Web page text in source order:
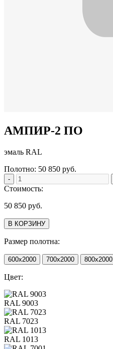
АМПИР-2 ПО
эмаль RAL
Полотно: 50 850 руб.
-
Стоимость:
50 850 руб.
В КОРЗИНУ
Размер полотна:
600х2000 700х2000 800х2000
Цвет:
RAL 9003
RAL 7023
RAL 1013